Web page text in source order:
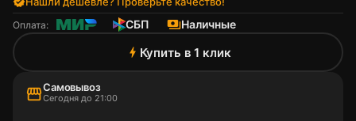
Оплата: СБП paymentsНаличные
bolt Купить в 1 клик
storefrontСамовывоз
Сегодня до 21:00